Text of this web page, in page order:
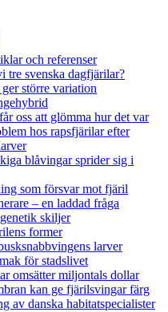
och referenser
tre svenska dagfjärilar?
större variation
oss att glömma hur det var
hos rapsfjärilar efter
blåvingar sprider sig i
som försvar mot fjäril
– en laddad fråga
skiljer
former
larver
för stadslivet
omsätter miljontals dollar
kan ge fjärilsvingar färg
av danska habitatspecialister